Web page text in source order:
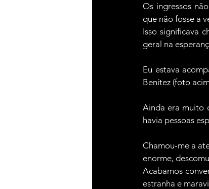
Os ingressos
que não fosse a
Isso significava
geral na
Eu estava
Benítez (foto
Ainda era muito
havia pessoas
Chamou-me a
enorme,
Acabamos
estranha e